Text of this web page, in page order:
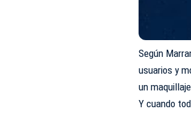
Según
usuarios y
un
Y cuando